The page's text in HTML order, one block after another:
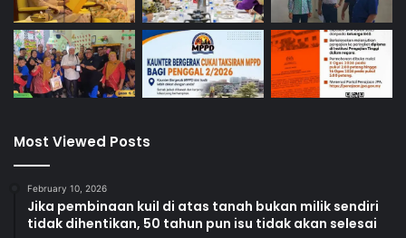
Most Viewed Posts
February 10, 2026
Jika pembinaan kuil di atas tanah bukan milik sendiri
tidak dihentikan, 50 tahun pun isu tidak akan selesai